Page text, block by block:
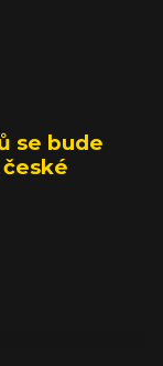
se bude